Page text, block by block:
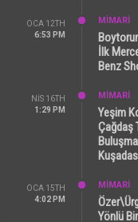
OCA 12TH
6:53 PM
MİMARİ
İlk
Benz
NIS 16TH
1:29 PM
MİMARİ
Yeşim
Çağdaş
OCA 15TH
4:02 PM
MİMARİ
Yönlü